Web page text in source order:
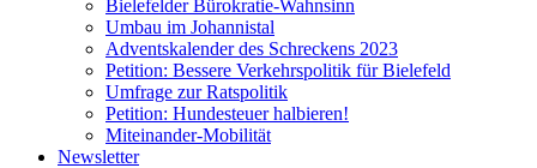
Bielefelder Bürokratie-Wahnsinn
Umbau im Johannistal
Adventskalender des Schreckens 2023
Petition: Bessere Verkehrspolitik für Bielefeld​​
Umfrage zur Ratspolitik
Petition: Hundesteuer halbieren!
Miteinander-Mobilität
Newsletter